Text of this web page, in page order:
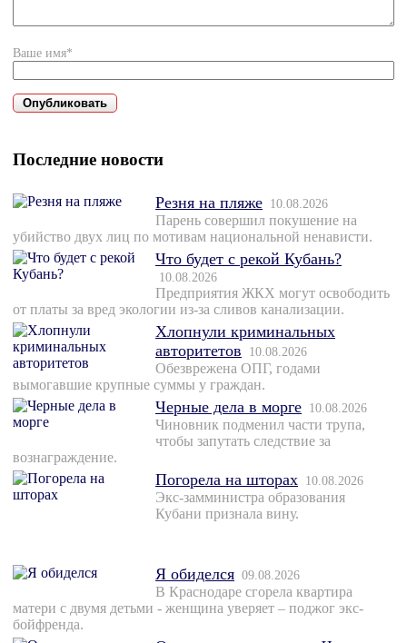
Ваше имя*
Последние новости
Резня на пляже 10.08.2026
Парень совершил покушение на
убийство двух лиц по мотивам национальной ненависти.
Что будет с рекой Кубань?
10.08.2026
Предприятия ЖКХ могут освободить
от платы за вред экологии из-за сливов канализации.
Хлопнули криминальных
авторитетов
10.08.2026
Обезврежена ОПГ, годами
вымогавшие крупные суммы у граждан.
Черные дела в морге 10.08.2026
Чиновник подменил части трупа,
чтобы запутать следствие за
вознаграждение.
Погорела на шторах 10.08.2026
Экс-замминистра образования
Кубани признала вину.
Я обиделся 09.08.2026
В Краснодаре сгорела квартира
матери с двумя детьми - женщина уверяет – поджог экс-
бойфренда.